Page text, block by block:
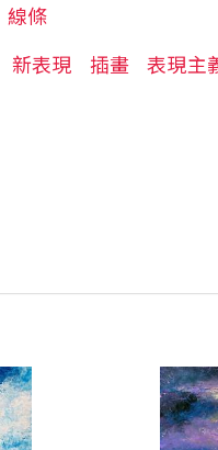
線條
新表現 插畫 表現主